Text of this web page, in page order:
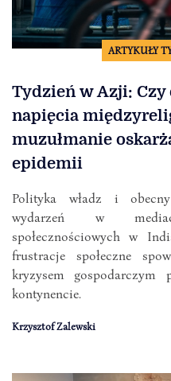
ARTYKUŁY
Tydzień w Azji:
napięcia
muzułmanie
epidemii
Polityka władz i
wydarzeń w
społecznościowych w
frustracje społeczne
kryzysem gospodarczym
kontynencie.
Krzysztof Zalewski